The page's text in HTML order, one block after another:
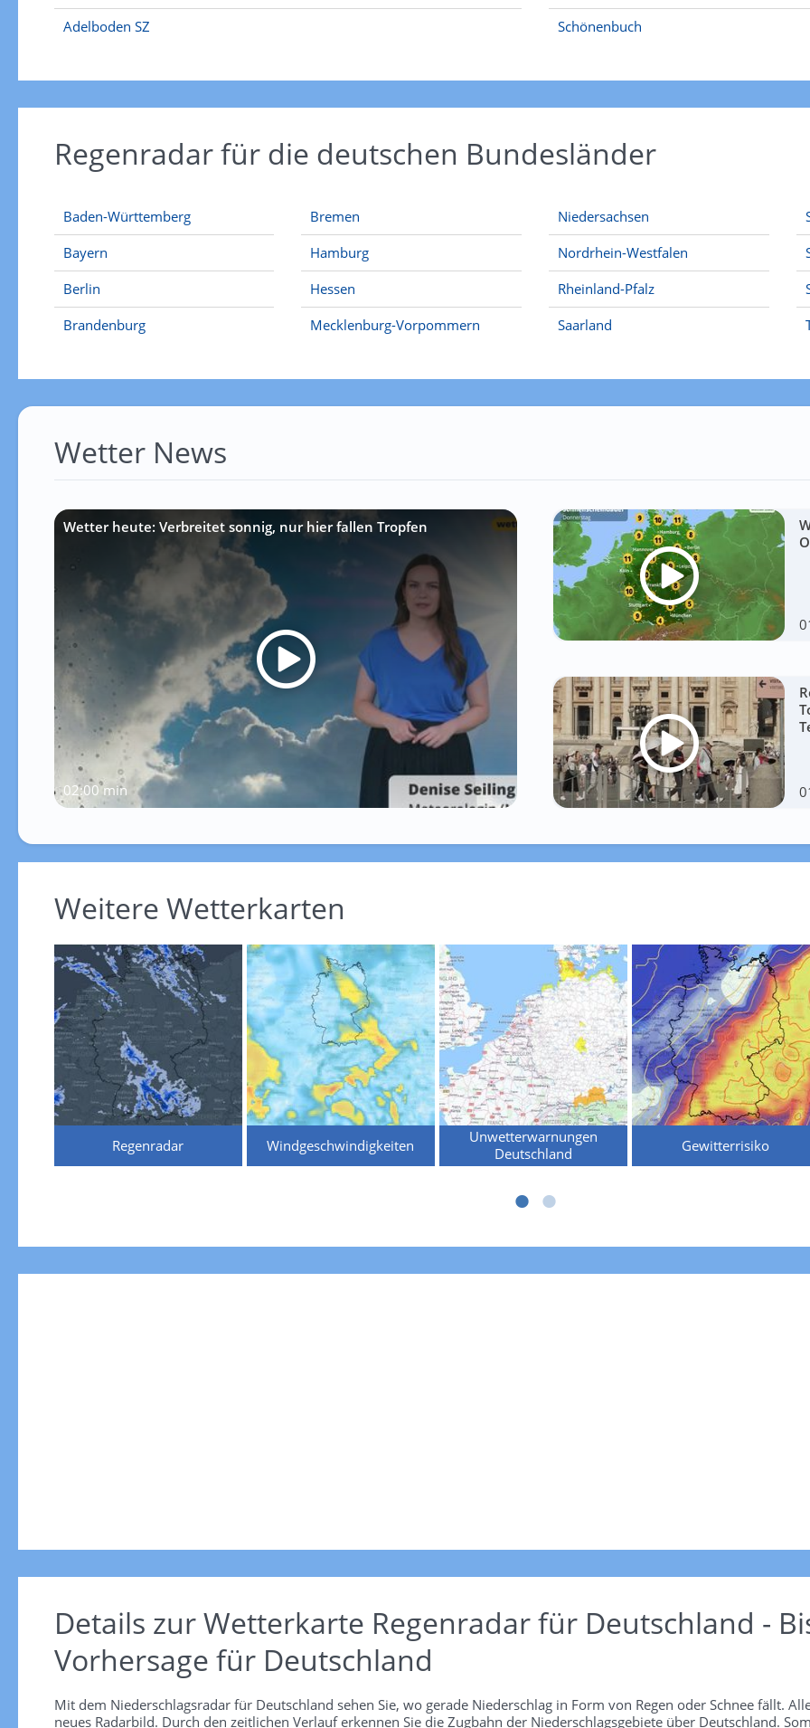
Adelboden SZ
Schönenbuch
Regenradar für die deutschen Bundesländer
Baden-Württemberg
Bayern
Berlin
Brandenburg
Bremen
Hamburg
Hessen
Mecklenburg-Vorpommern
Niedersachsen
Nordrhein-Westfalen
Rheinland-Pfalz
Saarland
Wetter News
Wetter heute: Verbreitet sonnig, nur hier fallen Tropfen
02:00 min
Weitere Wetterkarten
Regenradar Windgeschwindigkeiten
Unwetterwarnungen
Deutschland
Gewitterrisiko
Details zur Wetterkarte Regenradar für Deutschland -
Vorhersage für Deutschland
Mit dem Niederschlagsradar für Deutschland sehen Sie, wo gerade Niederschlag in Form von Regen oder Schnee fällt.
neues Radarbild. Durch den zeitlichen Verlauf erkennen Sie die Zugbahn der Niederschlagsgebiete über Deutschland.